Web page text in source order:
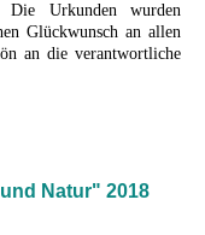
Die Urkunden wurden
Glückwunsch an allen
an die verantwortliche
Natur" 2018